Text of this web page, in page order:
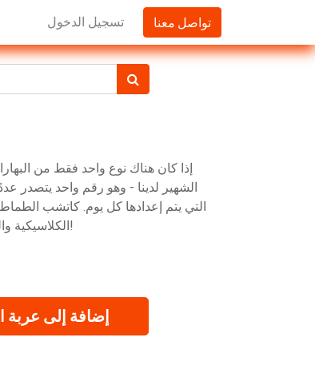
تسجيل الدخول تواصل معنا
إذا كان هناك نوع واحد فقط من
الشهير لدينا - وهو رقم واحد يتصدر
التي يتم إعدادها كل يوم. كاتشب
الكلاسيكية والمذاق اللذيذ الذي ترغب فيه براعم التذوق!
إضافة إلى عربة